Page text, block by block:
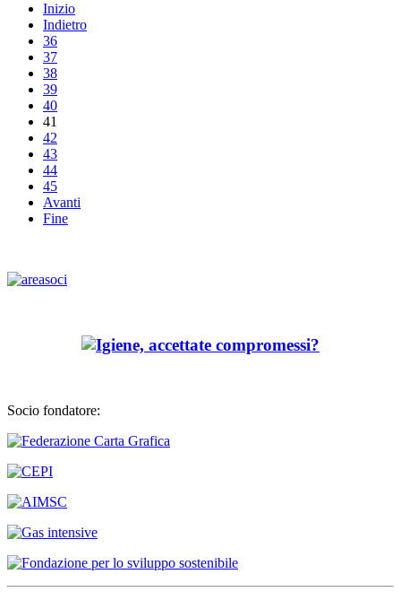
Inizio
Indietro
36
37
38
39
40
41
42
43
44
45
Avanti
Fine
Socio fondatore: